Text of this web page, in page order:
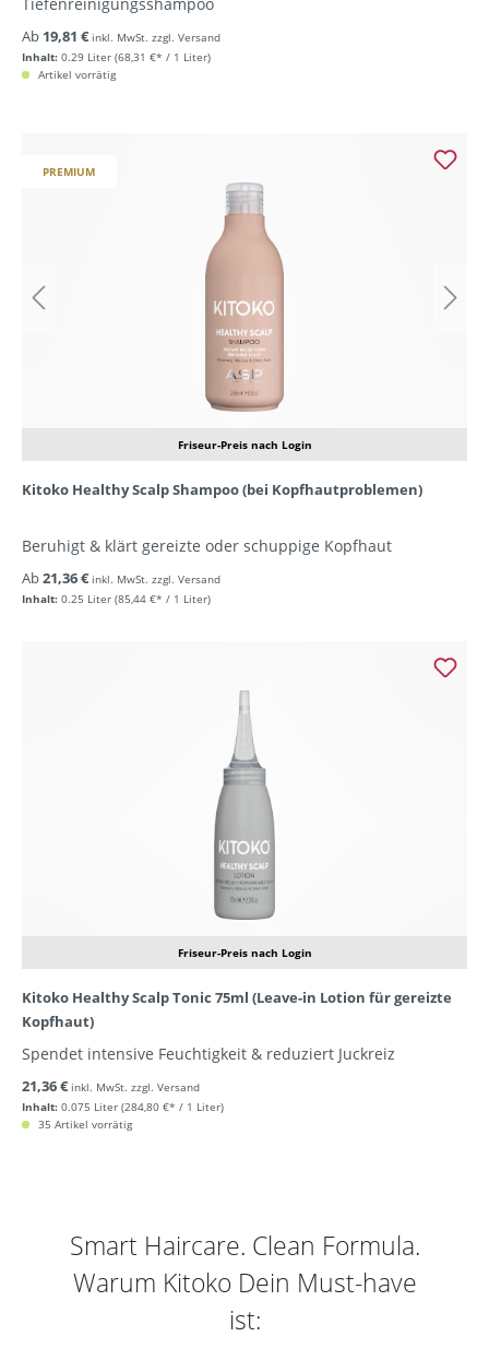
Inhalt: 0.29 Liter (68,31 €* / 1 Liter)
Ab 19,81 € inkl. MwSt. zzgl. Versand
Artikel vorrätig
Friseur-Preis nach Login
PREMIUM
Kitoko Healthy Scalp Shampoo (bei Kopfhautproblemen)
Beruhigt & klärt gereizte oder schuppige Kopfhaut
Inhalt: 0.25 Liter (85,44 €* / 1 Liter)
Ab21,36 € inkl. MwSt. zzgl. Versand
Friseur-Preis nach Login
Kitoko Healthy Scalp Tonic 75ml (Leave-in Lotion für gereizte
Kopfhaut)
Spendet intensive Feuchtigkeit & reduziert Juckreiz
Inhalt: 0.075 Liter (284,80 €* / 1 Liter)
21,36 € inkl. MwSt. zzgl. Versand
35 Artikel vorrätig
Smart Haircare. Clean Formula.
Warum Kitoko Dein Must-have
ist: